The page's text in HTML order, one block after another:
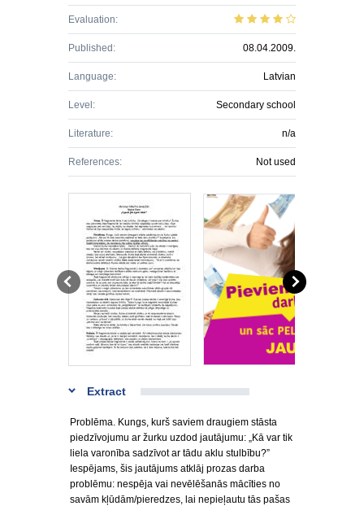
Evaluation:
Published: 08.04.2009.
Language: Latvian
Level: Secondary school
Literature: n/a
References: Not used
Extract
Problēma. Kungs, kurš saviem draugiem stāsta
piedzīvojumu ar žurku uzdod jautājumu: „Kā var tik
liela varonība sadzīvot ar tādu aklu stulbību?”
Iespējams, šis jautājums atklāj prozas darba
problēmu: nespēja vai nevēlēšanās mācīties no
savām kļūdām/pieredzes, lai nepieļautu tās pašas